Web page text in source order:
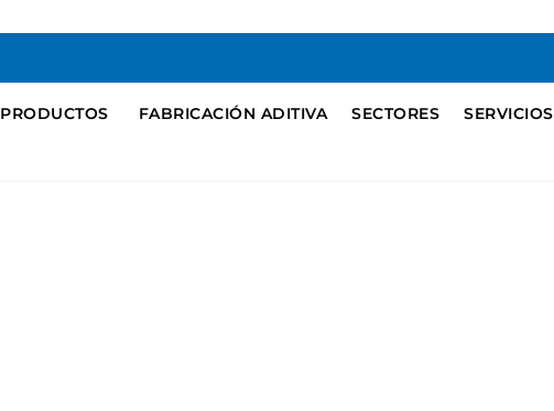
PRODUCTOS FABRICACIÓN ADITIVA SECTORES SERVICIOS